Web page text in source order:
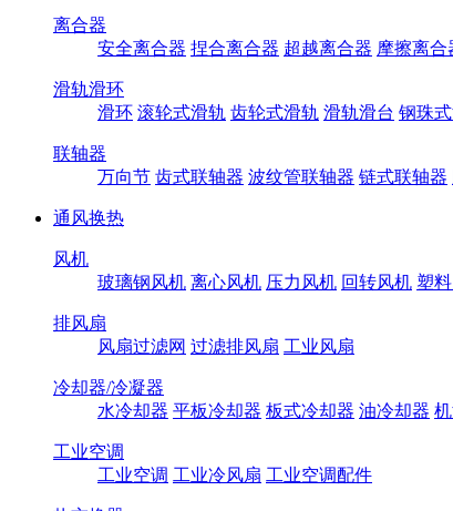
离合器
安全离合器 捏合离合器 超越离合器 摩擦离合
滑轨滑环
滑环 滚轮式滑轨 齿轮式滑轨 滑轨滑台 钢珠
联轴器
万向节 齿式联轴器 波纹管联轴器 链式联轴器
通风换热
风机
玻璃钢风机 离心风机 压力风机 回转风机 塑
排风扇
风扇过滤网 过滤排风扇 工业风扇
冷却器/冷凝器
水冷却器 平板冷却器 板式冷却器 油冷却器
工业空调
工业空调 工业冷风扇 工业空调配件